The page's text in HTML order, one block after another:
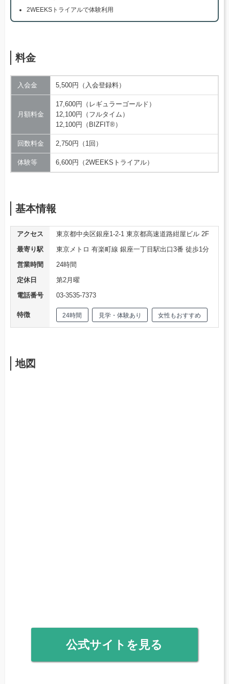
2WEEKSトライアルで体験利用
料金
入会金 5,500円（入会登録料）
月額料金
17,600円（レギュラーゴールド）
12,100円（フルタイム）
12,100円（BIZFIT®️）
回数料金 2,750円（1回）
体験等 6,600円（2WEEKSトライアル）
基本情報
アクセス
東京都中央区銀座1-2-1 東京都高速道路紺屋ビル 2F
最寄り駅
東京メトロ 有楽町線 銀座一丁目駅出口3番 徒歩1分
営業時間
24時間
定休日
第2月曜
電話番号
03-3535-7373
特徴 24時間 見学・体験あり 女性もおすすめ
地図
公式サイトを見る